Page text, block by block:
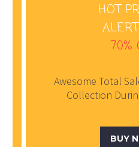
HOT
70%
Awesome Total
Collection
BUY